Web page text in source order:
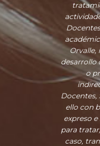
Orvalle,
desarrollo
o
Docentes,
ello con
expreso
para
caso,